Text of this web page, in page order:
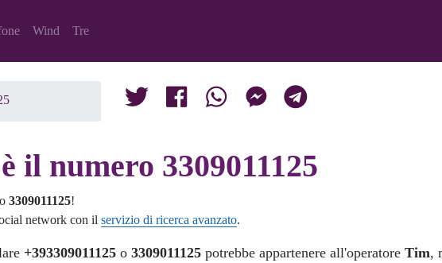
Wind Tre
il numero 3309011125
3309011125!
network con il servizio di ricerca avanzato.
+393309011125 o3309011125 potrebbe appartenere all'operatoreTim,